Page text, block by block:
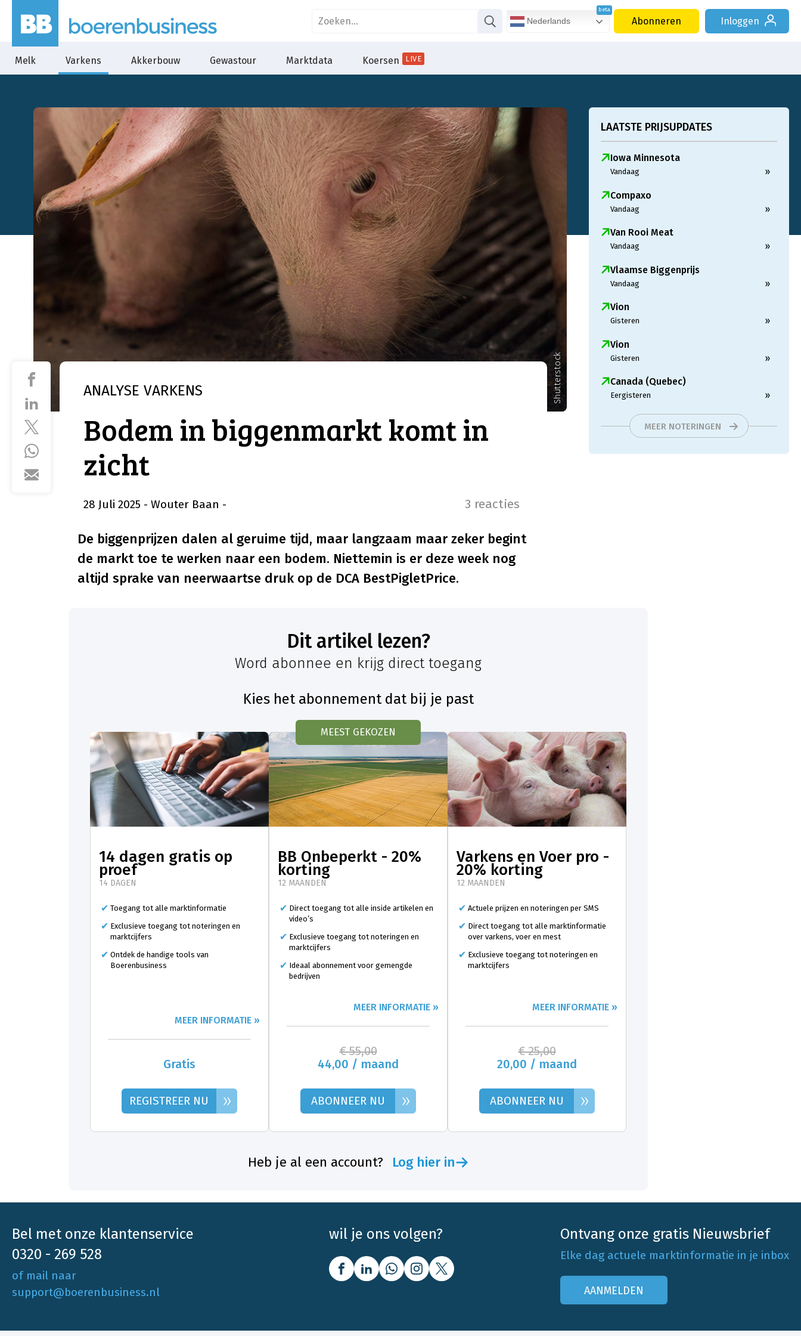
Nederlands Abonneren Inloggen
Melk Varkens Akkerbouw Gewastour Marktdata Koersen LIVE
Shutterstock
ANALYSE VARKENS
Bodem in biggenmarkt komt in
zicht
28 Juli 2025 - Wouter Baan - 3 reacties
De biggenprijzen dalen al geruime tijd, maar langzaam maar zeker begint
de markt toe te werken naar een bodem. Niettemin is er deze week nog
altijd sprake van neerwaartse druk op de DCA BestPigletPrice.
LAATSTE PRIJSUPDATES
Iowa Minnesota
Vandaag »
Compaxo
Vandaag »
Van Rooi Meat
Vandaag »
Vlaamse Biggenprijs
Vandaag »
Vion
Gisteren »
Vion
Gisteren »
Canada (Quebec)
Eergisteren »
MEER NOTERINGEN
Dit artikel lezen?
Word abonnee en krijg direct toegang
Kies het abonnement dat bij je past
14 dagen gratis op
proef
14 DAGEN
Toegang tot alle marktinformatie
Exclusieve toegang tot noteringen en
marktcijfers
Ontdek de handige tools van
Boerenbusiness
MEER INFORMATIE »
Gratis
REGISTREER NU »
MEEST GEKOZEN
BB Onbeperkt - 20%
korting
12 MAANDEN
Direct toegang tot alle inside artikelen en
video’s
Exclusieve toegang tot noteringen en
marktcijfers
Ideaal abonnement voor gemengde
bedrijven
MEER INFORMATIE »
€ 55,00
44,00 / maand
ABONNEER NU »
Varkens en Voer pro -
20% korting
12 MAANDEN
Actuele prijzen en noteringen per SMS
Direct toegang tot alle marktinformatie
over varkens, voer en mest
Exclusieve toegang tot noteringen en
marktcijfers
MEER INFORMATIE »
€ 25,00
20,00 / maand
ABONNEER NU »
Heb je al een account? Log hier in
Bel met onze klantenservice
0320 - 269 528
of mail naar
support@boerenbusiness.nl
wil je ons volgen? Ontvang onze gratis Nieuwsbrief
Elke dag actuele marktinformatie in je inbox
AANMELDEN